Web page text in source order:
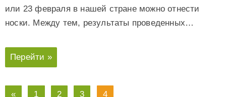
или 23 февраля в нашей стране можно отнести
носки. Между тем, результаты проведенных…
Перейти »
« 1 2 3 4